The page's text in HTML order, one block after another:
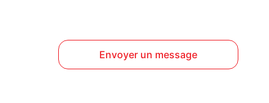
Envoyer un message